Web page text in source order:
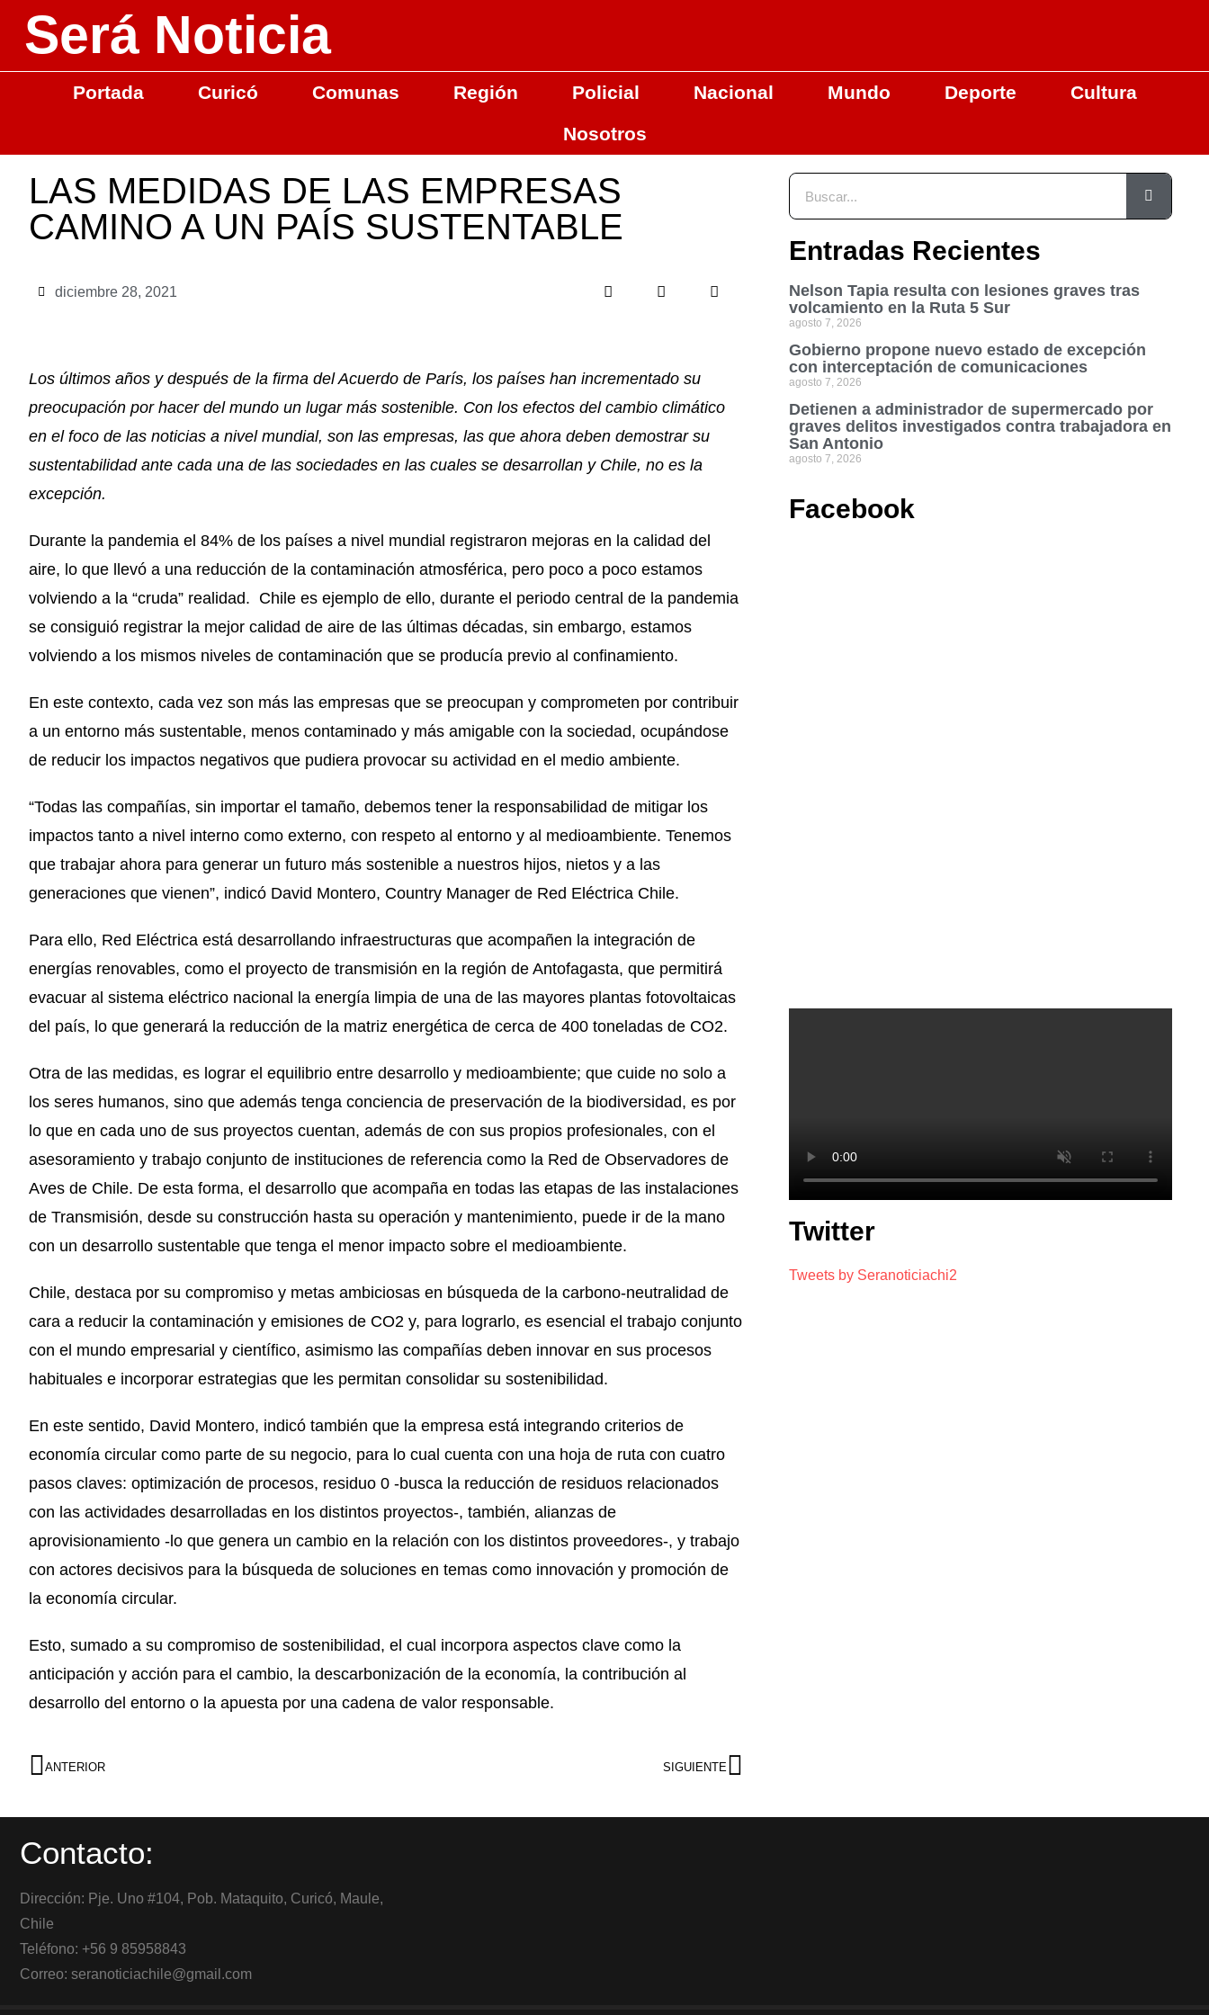
Será Noticia
Portada Curicó Comunas Región Policial Nacional Mundo Deporte
Cultura
Nosotros
LAS MEDIDAS DE LAS EMPRESAS
CAMINO A UN PAÍS SUSTENTABLE
diciembre 28, 2021
Los últimos años y después de la firma del Acuerdo de París, los países han incrementado su
preocupación por hacer del mundo un lugar más sostenible. Con los efectos del cambio climático
en el foco de las noticias a nivel mundial, son las empresas, las que ahora deben demostrar su
sustentabilidad ante cada una de las sociedades en las cuales se desarrollan y Chile, no es la
excepción.
Durante la pandemia el 84% de los países a nivel mundial registraron mejoras en la calidad del
aire, lo que llevó a una reducción de la contaminación atmosférica, pero poco a poco estamos
volviendo a la “cruda” realidad. Chile es ejemplo de ello, durante el periodo central de la pandemia
se consiguió registrar la mejor calidad de aire de las últimas décadas, sin embargo, estamos
volviendo a los mismos niveles de contaminación que se producía previo al confinamiento.
En este contexto, cada vez son más las empresas que se preocupan y comprometen por contribuir
a un entorno más sustentable, menos contaminado y más amigable con la sociedad, ocupándose
de reducir los impactos negativos que pudiera provocar su actividad en el medio ambiente.
“Todas las compañías, sin importar el tamaño, debemos tener la responsabilidad de mitigar los
impactos tanto a nivel interno como externo, con respeto al entorno y al medioambiente. Tenemos
que trabajar ahora para generar un futuro más sostenible a nuestros hijos, nietos y a las
generaciones que vienen”, indicó David Montero, Country Manager de Red Eléctrica Chile.
Para ello, Red Eléctrica está desarrollando infraestructuras que acompañen la integración de
energías renovables, como el proyecto de transmisión en la región de Antofagasta, que permitirá
evacuar al sistema eléctrico nacional la energía limpia de una de las mayores plantas fotovoltaicas
del país, lo que generará la reducción de la matriz energética de cerca de 400 toneladas de CO2.
Otra de las medidas, es lograr el equilibrio entre desarrollo y medioambiente; que cuide no solo a
los seres humanos, sino que además tenga conciencia de preservación de la biodiversidad, es por
lo que en cada uno de sus proyectos cuentan, además de con sus propios profesionales, con el
asesoramiento y trabajo conjunto de instituciones de referencia como la Red de Observadores de
Aves de Chile. De esta forma, el desarrollo que acompaña en todas las etapas de las instalaciones
de Transmisión, desde su construcción hasta su operación y mantenimiento, puede ir de la mano
con un desarrollo sustentable que tenga el menor impacto sobre el medioambiente.
Chile, destaca por su compromiso y metas ambiciosas en búsqueda de la carbono-neutralidad de
cara a reducir la contaminación y emisiones de CO2 y, para lograrlo, es esencial el trabajo conjunto
con el mundo empresarial y científico, asimismo las compañías deben innovar en sus procesos
habituales e incorporar estrategias que les permitan consolidar su sostenibilidad.
En este sentido, David Montero, indicó también que la empresa está integrando criterios de
economía circular como parte de su negocio, para lo cual cuenta con una hoja de ruta con cuatro
pasos claves: optimización de procesos, residuo 0 -busca la reducción de residuos relacionados
con las actividades desarrolladas en los distintos proyectos-, también, alianzas de
aprovisionamiento -lo que genera un cambio en la relación con los distintos proveedores-, y trabajo
con actores decisivos para la búsqueda de soluciones en temas como innovación y promoción de
la economía circular.
Esto, sumado a su compromiso de sostenibilidad, el cual incorpora aspectos clave como la
anticipación y acción para el cambio, la descarbonización de la economía, la contribución al
desarrollo del entorno o la apuesta por una cadena de valor responsable.
ANTERIOR SIGUIENTE
Entradas Recientes
Nelson Tapia resulta con lesiones graves tras
volcamiento en la Ruta 5 Sur
agosto 7, 2026
Gobierno propone nuevo estado de excepción
con interceptación de comunicaciones
agosto 7, 2026
Detienen a administrador de supermercado por
graves delitos investigados contra trabajadora en
San Antonio
agosto 7, 2026
Facebook
Twitter
Tweets by Seranoticiachi2
Contacto:
Dirección: Pje. Uno #104, Pob. Mataquito, Curicó, Maule,
Chile
Teléfono: +56 9 85958843
Correo: seranoticiachile@gmail.com